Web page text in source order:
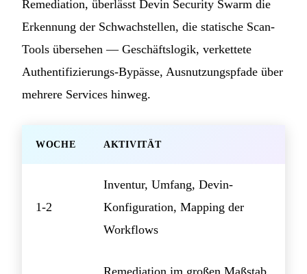
Remediation, überlässt Devin Security Swarm die
Erkennung der Schwachstellen, die statische Scan-
Tools übersehen — Geschäftslogik, verkettete
Authentifizierungs-Bypässe, Ausnutzungspfade über
mehrere Services hinweg.
WOCHE AKTIVITÄT
1-2
Inventur, Umfang, Devin-
Konfiguration, Mapping der
Workflows